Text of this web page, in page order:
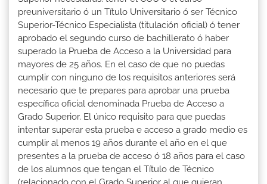
preuniversitario ó un Título Universitario ó ser Técnico
Superior-Técnico Especialista (titulación oficial) ó tener
aprobado el segundo curso de bachillerato ó haber
superado la Prueba de Acceso a la Universidad para
mayores de 25 años. En el caso de que no puedas
cumplir con ninguno de los requisitos anteriores será
necesario que te prepares para aprobar una prueba
específica oficial denominada Prueba de Acceso a
Grado Superior. El único requisito para que puedas
intentar superar esta prueba e acceso a grado medio es
cumplir al menos 19 años durante el año en el que
presentes a la prueba de acceso ó 18 años para el caso
de los alumnos que tengan el Título de Técnico